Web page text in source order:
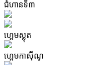
ជំហានទី៣
ហ្គេមស្លុត
ហ្គេមកាស៊ីណូ